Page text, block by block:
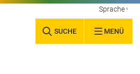
SUCHE MENÜ
Sprache